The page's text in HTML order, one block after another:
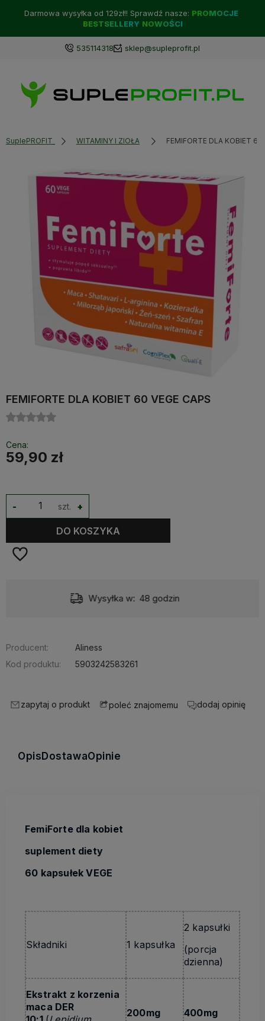
Darmowa wysyłka od 129zł!! Sprawdź nasze: PROMOCJE
BESTSELLERY NOWOŚCI
535114318 sklep@supleprofit.pl
SuplePROFIT WITAMINY I ZIOŁA FEMIFORTE DLA KOBIET 60
FEMIFORTE DLA KOBIET 60 VEGE CAPS
Cena:
59,90 zł
szt. +
-
DO KOSZYKA
Dostawa: Darmowa
Producent:
Aliness
Kod produktu:
5903242583261
zapytaj o produkt poleć znajomemu dodaj opinię
Opis DostawaOpinie
FemiForte dla kobiet
suplement diety
60 kapsułek VEGE
Składniki 1 kapsułka
2 kapsułki
(porcja
dzienna)
Ekstrakt z korzenia
maca DER
200mg 400mg